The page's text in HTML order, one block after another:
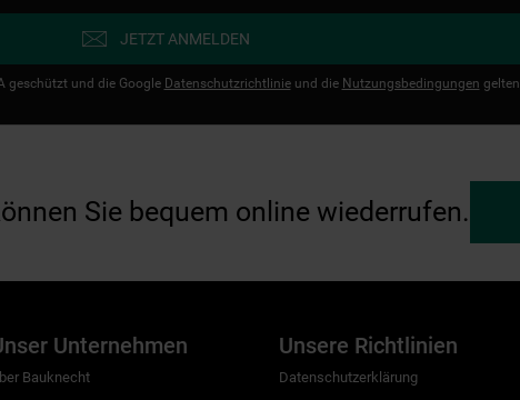
JETZT ANMELDEN
geschützt und die Google Datenschutzrichtlinieund die Nutzungsbedingungen gelten.
Sie bequem online wiederrufen.
Unternehmen
Bauknecht
Unsere Richtlinien
Datenschutzerklärung